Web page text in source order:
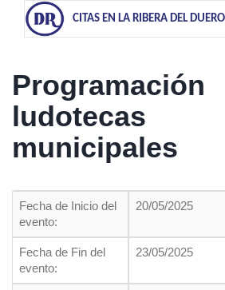
CITAS EN LA RIBERA DEL DUERO
Programación
ludotecas
municipales
Fecha de Inicio del
evento:
20/05/2025
Fecha de Fin del
evento:
23/05/2025